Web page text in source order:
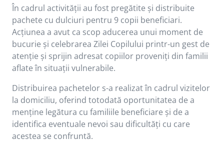
În cadrul activității au fost pregătite și distribuite
pachete cu dulciuri pentru 9 copii beneficiari.
Acțiunea a avut ca scop aducerea unui moment de
bucurie și celebrarea Zilei Copilului printr-un gest de
atenție și sprijin adresat copiilor proveniți din familii
aflate în situații vulnerabile.
Distribuirea pachetelor s-a realizat în cadrul vizitelor
la domiciliu, oferind totodată oportunitatea de a
menține legătura cu familiile beneficiare și de a
identifica eventuale nevoi sau dificultăți cu care
acestea se confruntă.